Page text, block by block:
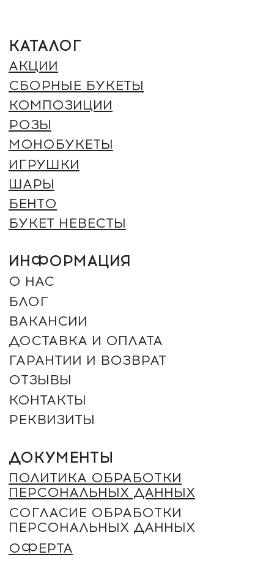
+7 (961) 942-42-42
ЗАКАЗАТЬ ЗВОНОК
2012 - 2026 © ROMANTIC (Произносится как
Незаконное копирование преследуется по закону.
ИП ДЕРЕВЯНКИН ЮРИЙ СЕРГЕЕВИЧ
ИНН: 564304962880 / ОГРН
г. Оренбург, Северный проезд 25
г. Оренбург, Салмышская 71. ТРЦ "КИТ" (угол ул.
ДОКУМЕНТЫ
ПОЛИТИКА ОБРАБОТКИ
ПЕРСОНАЛЬНЫХ ДАННЫХ
СОГЛАСИЕ ОБРАБОТКИ
ПЕРСОНАЛЬНЫХ ДАННЫХ
ОФЕРТА
СПОСОБЫ ОПЛАТЫ: